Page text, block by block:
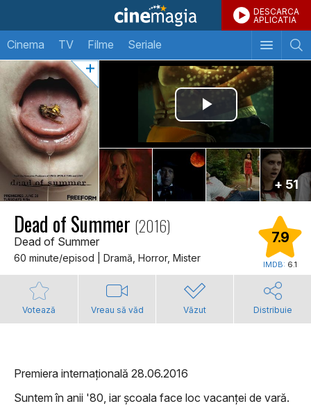
DESCARCA
APLICATIA
Cinema TV Filme Seriale
+ 51
Dead of Summer (2016)
Dead of Summer
60 minute/episod | Dramă, Horror, Mister
7.9
IMDB: 6.1
Votează Vreau să văd Văzut Distribuie
Premiera internațională 28.06.2016
Suntem în anii '80, iar școala face loc vacanței de vară.